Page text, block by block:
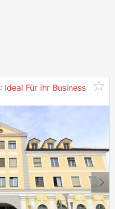
: Ideal Für ihr Business